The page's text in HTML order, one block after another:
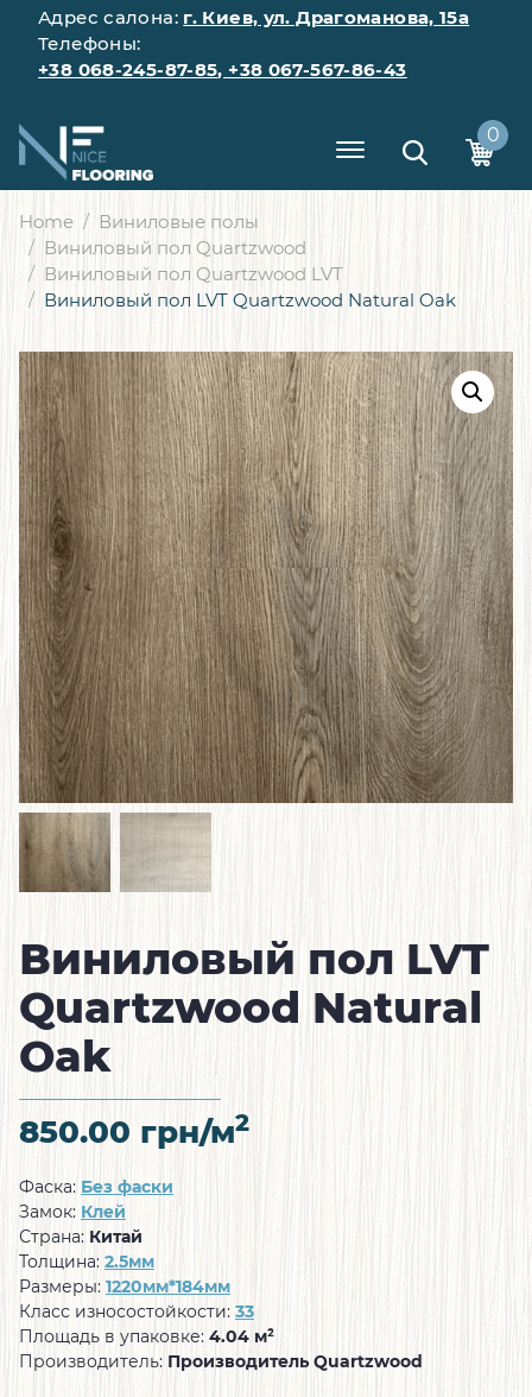
Адрес салона: г. Киев, ул. Драгоманова, 15а
Телефоны:
+38 068-245-87-85, +38 067-567-86-43
0
Home
Виниловые полы
Виниловый пол Quartzwood
Виниловый пол Quartzwood LVT
Виниловый пол LVT Quartzwood Natural Oak
Виниловый пол LVT
Quartzwood Natural
Oak
850.00 грн/м2
Фаска: Без фаски
Замок: Клей
Страна: Китай
Толщина: 2.5мм
Размеры: 1220мм*184мм
Класс износостойкости: 33
Площадь в упаковке: 4.04 м²
Производитель: Производитель Quartzwood